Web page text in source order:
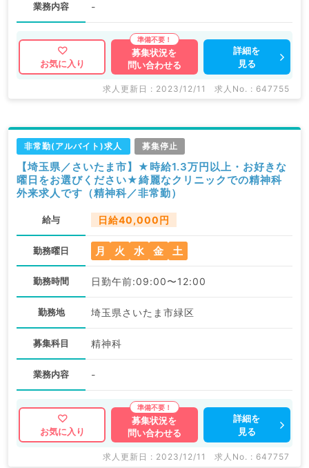
業務内容 -
お気に入り
募集状況を
問い合わせる
詳細を
見る
求人更新日 : 2023/12/11 求人No. : 647755
非常勤(アルバイト)求人 募集停止
【埼玉県／さいたま市】★時給1.3万円以上・お好きな
曜日をお選びください★綺麗なクリニックでの精神科
外来求人です（精神科／非常勤）
給与 日給40,000円
勤務曜日 月 火 水 金 土
勤務時間 日勤午前:09:00〜12:00
勤務地 埼玉県さいたま市緑区
募集科目 精神科
業務内容 -
お気に入り
募集状況を
問い合わせる
詳細を
見る
求人更新日 : 2023/12/11 求人No. : 647757